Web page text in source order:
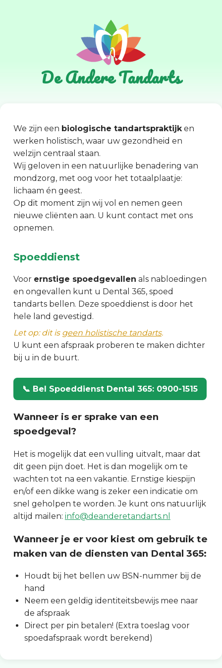
De Andere Tandarts
We zijn een biologische tandartspraktijken
werken holistisch, waar uw gezondheid en
welzijn centraal staan.
Wij geloven in een natuurlijke benadering van
mondzorg, met oog voor het totaalplaatje:
lichaam én geest.
Op dit moment zijn wij vol en nemen geen
nieuwe cliënten aan. U kunt contact met ons
opnemen.
Spoeddienst
Voor ernstige spoedgevallen als nabloedingen
en ongevallen kunt u Dental 365, spoed
tandarts bellen. Deze spoeddienst is door het
hele land gevestigd.
Let op: dit is geen holistische tandarts.
U kunt een afspraak proberen te maken dichter
bij u in de buurt.
📞 Bel Spoeddienst Dental 365: 0900-1515
Wanneer is er sprake van een
spoedgeval?
Het is mogelijk dat een vulling uitvalt, maar dat
dit geen pijn doet. Het is dan mogelijk om te
wachten tot na een vakantie. Ernstige kiespijn
en/of een dikke wang is zeker een indicatie om
snel geholpen te worden. Je kunt ons natuurlijk
altijd mailen: info@deanderetandarts.nl
Wanneer je er voor kiest om gebruik te
maken van de diensten van Dental 365:
Houdt bij het bellen uw BSN-nummer bij de
hand
Neem een geldig identiteitsbewijs mee naar
de afspraak
Direct per pin betalen! (Extra toeslag voor
spoedafspraak wordt berekend)